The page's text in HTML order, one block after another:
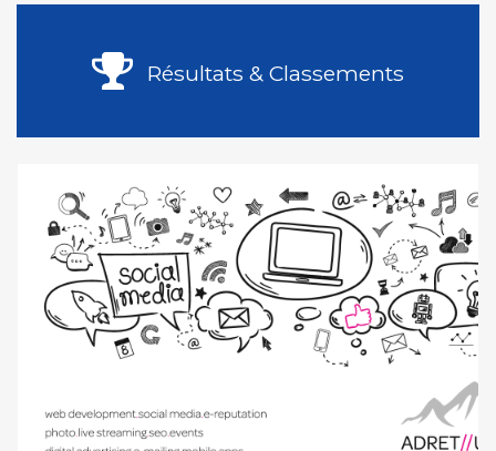
Résultats & Classements